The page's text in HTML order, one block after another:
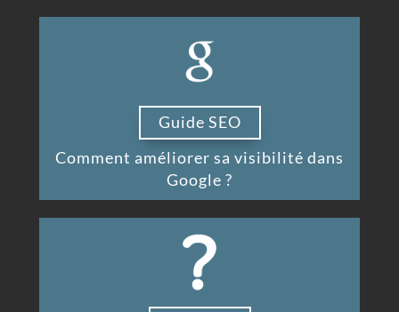
Guide SEO
Comment améliorer sa visibilité dans
Google ?